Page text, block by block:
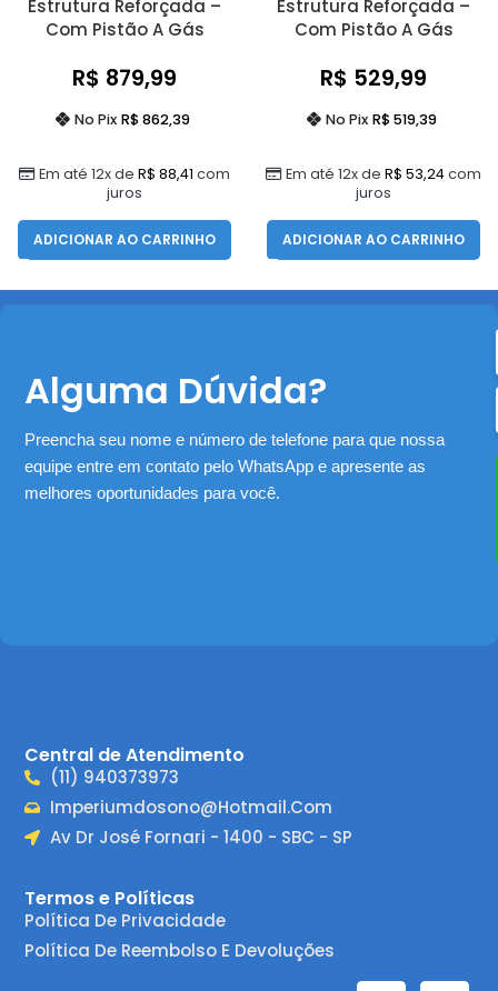
Estrutura Reforçada –
Com Pistão A Gás
R$ 879,99
Em até 12x de R$ 88,41 com
juros
No Pix R$862,39
ADICIONAR AO CARRINHO
Estrutura Reforçada –
Com Pistão A Gás
R$ 529,99
Em até 12x de R$ 53,24com
juros
No Pix R$519,39
ADICIONAR AO CARRINHO
Alguma Dúvida?
Preencha seu nome e número de telefone para que nossa
equipe entre em contato pelo WhatsApp e apresente as
melhores oportunidades para você.
Central de Atendimento
(11) 940373973
Imperiumdosono@hotmail.com
Av Dr José Fornari - 1400 - SBC - SP
Termos e Políticas
Política De Privacidade
Política De Reembolso E Devoluções